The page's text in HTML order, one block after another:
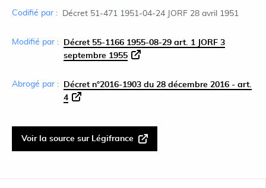
Codifié par : Décret 51-471 1951-04-24 JORF 28 avril 1951
Modifié par :
Décret 55-1166 1955-08-29 art. 1 JORF 3
septembre 1955
Abrogé par :
Décret n°2016-1903 du 28 décembre 2016 - art.
4
Voir la source sur Légifrance